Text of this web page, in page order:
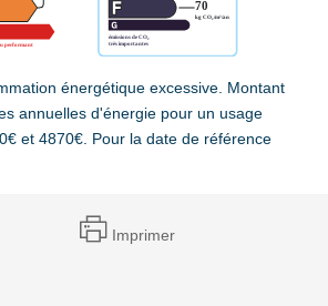
énergétique excessive. Montant
annuelles d'énergie pour un usage
et 4870€. Pour la date de référence
Imprimer